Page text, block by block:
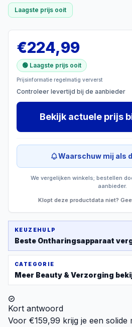
Laagste prijs ooit
€224,99
🟢 Laagste prijs ooit
Prijsinformatie regelmatig ververst
Controleer levertijd bij de aanbieder
Bekijk actuele prijs
Waarschuw mij als
We vergelijken winkels; bestellen
aanbieder.
Klopt deze productdata niet?
KEUZEHULP
Beste Ontharingsapparaat
CATEGORIE
Meer Beauty & Verzorging
Kort antwoord
Voor €159,99 krijg je een solide